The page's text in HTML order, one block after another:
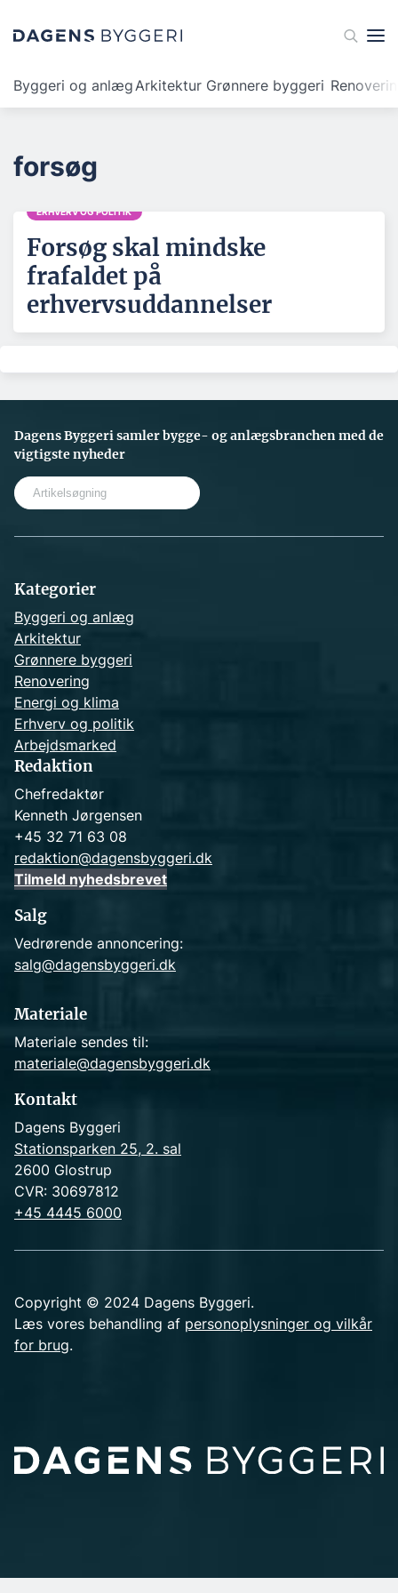
Byggeri og anlægArkitektur Grønnere byggeri
forsøg
ERHVERV OG POLITIK
Forsøg skal mindske
frafaldet på
erhvervsuddannelser
Dagens Byggeri samler bygge- og anlægsbranchen med de
vigtigste nyheder
Kategorier
Byggeri og anlæg
Arkitektur
Grønnere byggeri
Renovering
Energi og klima
Erhverv og politik
Arbejdsmarked
Redaktion
Chefredaktør
Kenneth Jørgensen
+45 32 71 63 08
redaktion@dagensbyggeri.dk
Tilmeld nyhedsbrevet
Salg
Vedrørende annoncering:
salg@dagensbyggeri.dk
Materiale
Materiale sendes til:
materiale@dagensbyggeri.dk
Kontakt
Dagens Byggeri
Stationsparken 25, 2. sal
2600 Glostrup
CVR: 30697812
+45 4445 6000
Copyright © 2024 Dagens Byggeri.
Læs vores behandling af personoplysninger og vilkår
for brug.